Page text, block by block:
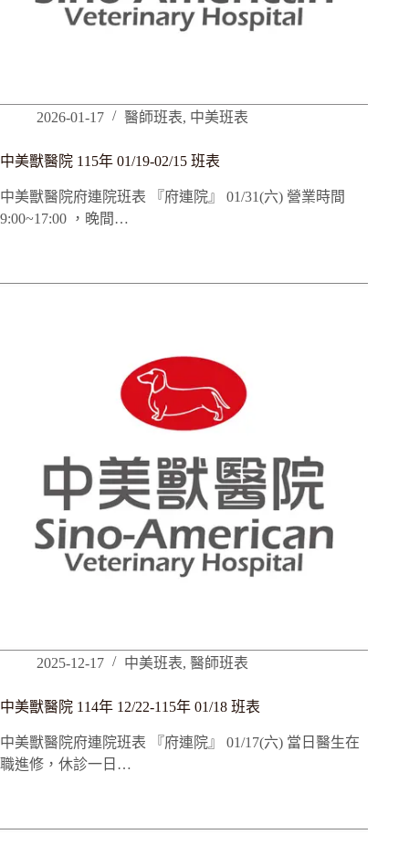
2026-01-17 醫師班表, 中美班表
中美獸醫院 115年 01/19-02/15 班表
中美獸醫院府連院班表 『府連院』 01/31(六) 營業時間
9:00~17:00 ，晚間…
2025-12-17 中美班表, 醫師班表
中美獸醫院 114年 12/22-115年 01/18 班表
中美獸醫院府連院班表 『府連院』 01/17(六) 當日醫生在
職進修，休診一日…